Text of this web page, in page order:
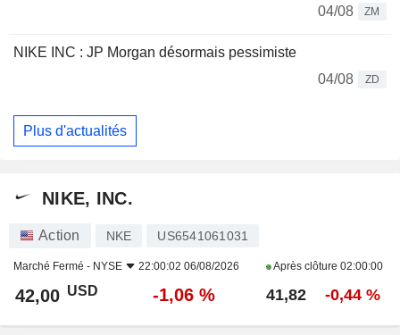
04/08
ZM
NIKE INC : JP Morgan désormais pessimiste
04/08
ZD
Plus d'actualités
NIKE, INC.
Action NKE US6541061031
Marché Fermé - NYSE 22:00:02 06/08/2026 Après clôture 02:00:00
42,00 USD -1,06 % 41,82 -0,44 %